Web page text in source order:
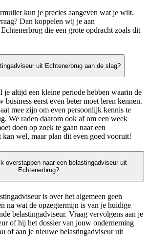
kun je precies aangeven wat je wilt.
Dan koppelen wij je aan
die een grote opdracht zoals dit
uit Echtenerbrug aan de slag?
je altijd een kleine periode hebben waarin de
business eerst even beter moet leren kennen.
mee zijn om even persoonlijk kennis te
We raden daarom ook af om een week
doen op zoek te gaan naar een
kan wel, maar plan dit even goed vooruit!
overstappen naar een belastingadviseur uit
Echtenerbrug?
is over het algemeen geen
na wat de opzegtermijn is van je huidige
belastingadviseur. Vraag vervolgens aan je
of hij het dossier van jouw onderneming
of aan je nieuwe belastingadviseur uit